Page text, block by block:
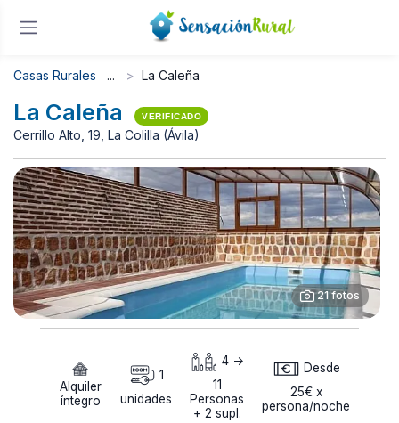
Casas Rurales La Caleña
La Caleña VERIFICADO
Cerrillo Alto, 19, La Colilla (Ávila)
21 fotos
Alquiler
íntegro
1
unidades
4 ->
11
Personas
+ 2 supl.
Desde
25€ x
persona/noche